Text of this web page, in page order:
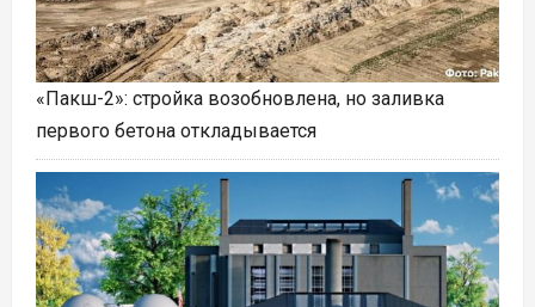
«Пакш-2»: стройка возобновлена, но заливка
первого бетона откладывается